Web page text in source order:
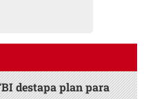
destapa plan para